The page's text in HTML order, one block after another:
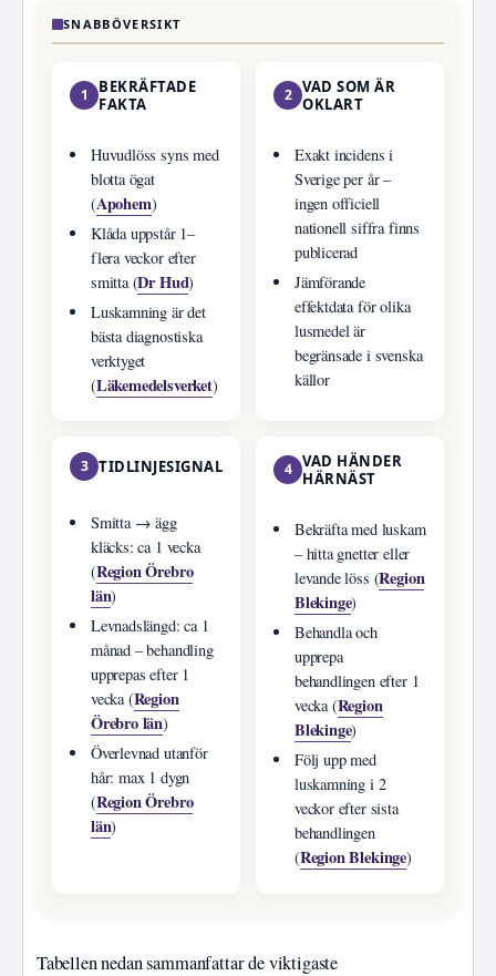
SNABBÖVERSIKT
1
BEKRÄFTADE
FAKTA
Huvudlöss syns med
blotta ögat
(Apohem)
Klåda uppstår 1–
flera veckor efter
smitta (Dr Hud)
Luskamning är det
bästa diagnostiska
verktyget
(Läkemedelsverket)
2 VAD SOM ÄR
OKLART
Exakt incidens i
Sverige per år –
ingen officiell
nationell siffra finns
publicerad
Jämförande
effektdata för olika
lusmedel är
begränsade i svenska
källor
3 TIDLINJESIGNAL
Smitta → ägg
kläcks: ca 1 vecka
(Region Örebro
län)
Levnadslängd: ca 1
månad – behandling
upprepas efter 1
vecka (Region
Örebro län)
Överlevnad utanför
hår: max 1 dygn
(Region Örebro
län)
4 VAD HÄNDER
HÄRNÄST
Bekräfta med luskam
– hitta gnetter eller
levande löss (Region
Blekinge)
Behandla och
upprepa
behandlingen efter 1
vecka (Region
Blekinge)
Följ upp med
luskamning i 2
veckor efter sista
behandlingen
(Region Blekinge)
Tabellen nedan sammanfattar de viktigaste